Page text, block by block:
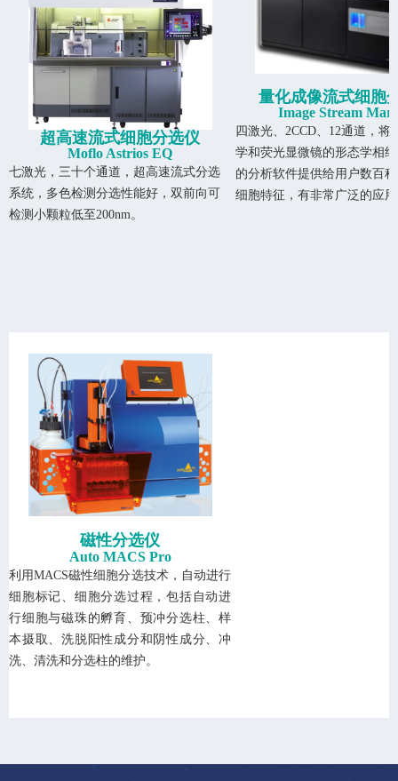
超高速流式细胞分选仪
Moflo Astrios EQ
七激光，三十个通道，超高速流式分选
系统，多色检测分选性能好，双前向可
检测小颗粒低至200nm。
量化成像流式细胞
Image Stream
四激光、 2CCD、 12通道，将
学和荧光显微镜的形态学相
的分析软件提供给用户数百
细胞特征，有非常广泛的应
磁性分选仪
Auto MACS Pro
利用MACS磁性细胞分选技术，自动进行
细胞标记、细胞分选过程，包括自动进
行细胞与磁珠的孵育、预冲分选柱、样
本摄取、洗脱阳性成分和阴性成分、冲
洗、清洗和分选柱的维护。